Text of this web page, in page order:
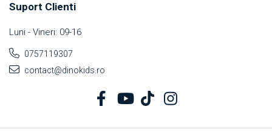
Suport Clienti
Luni - Vineri: 09-16
0757119307
contact@dinokids.ro